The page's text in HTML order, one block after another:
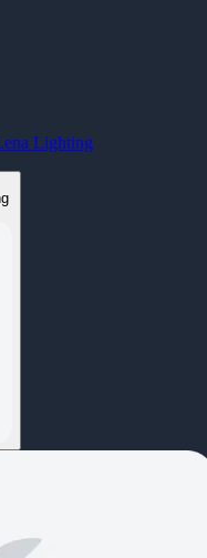
Lighting